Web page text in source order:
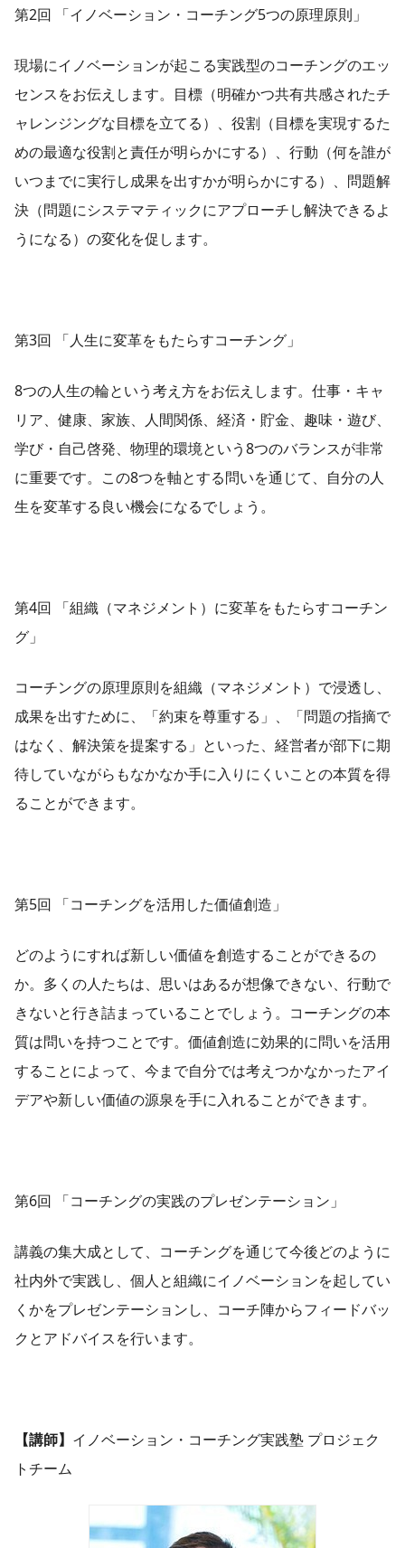
第2回 「イノベーション・コーチング5つの原理原則」
現場にイノベーションが起こる実践型のコーチングのエッ
センスをお伝えします。目標（明確かつ共有共感されたチ
ャレンジングな目標を立てる）、役割（目標を実現するた
めの最適な役割と責任が明らかにする）、行動（何を誰が
いつまでに実行し成果を出すかが明らかにする）、問題解
決（問題にシステマティックにアプローチし解決できるよ
うになる）の変化を促します。
第3回 「人生に変革をもたらすコーチング」
8つの人生の輪という考え方をお伝えします。仕事・キャ
リア、健康、家族、人間関係、経済・貯金、趣味・遊び、
学び・自己啓発、物理的環境という8つのバランスが非常
に重要です。この8つを軸とする問いを通じて、自分の人
生を変革する良い機会になるでしょう。
第4回 「組織（マネジメント）に変革をもたらすコーチン
グ」
コーチングの原理原則を組織（マネジメント）で浸透し、
成果を出すために、「約束を尊重する」、「問題の指摘で
はなく、解決策を提案する」といった、経営者が部下に期
待していながらもなかなか手に入りにくいことの本質を得
ることができます。
第5回 「コーチングを活用した価値創造」
どのようにすれば新しい価値を創造することができるの
か。多くの人たちは、思いはあるが想像できない、行動で
きないと行き詰まっていることでしょう。コーチングの本
質は問いを持つことです。価値創造に効果的に問いを活用
することによって、今まで自分では考えつかなかったアイ
デアや新しい価値の源泉を手に入れることができます。
第6回 「コーチングの実践のプレゼンテーション」
講義の集大成として、コーチングを通じて今後どのように
社内外で実践し、個人と組織にイノベーションを起してい
くかをプレゼンテーションし、コーチ陣からフィードバッ
クとアドバイスを行います。
【講師】 イノベーション・コーチング実践塾 プロジェク
トチーム